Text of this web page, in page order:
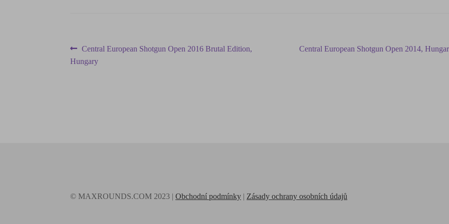
Central European Shotgun Open 2016 Brutal Edition,
Hungary
Central European Shotgun Open 2014,
© MAXROUNDS.COM 2023 |Obchodní podmínky | Zásady ochrany osobních údajů